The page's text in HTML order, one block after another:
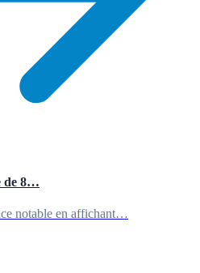
de 8…
notable en affichant…